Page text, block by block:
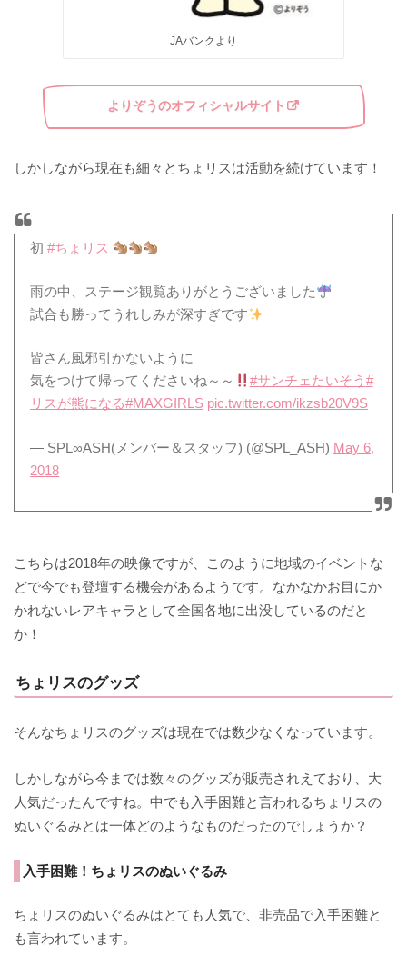
JAバンクより
よりぞうのオフィシャルサイト
しかしながら現在も細々とちょリスは活動を続けています！
初#ちょリス
雨の中、ステージ観覧ありがとうございました
試合も勝ってうれしみが深すぎです
皆さん風邪引かないように
気をつけて帰ってくださいね～～
#サンチェたいそう #
リスが熊になる#MAXGIRLS pic.twitter.com/ikzsb20V9S
— SPL∞ASH(メンバー＆スタッフ) (@SPL_ASH) May 6,
2018
こちらは2018年の映像ですが、このように地域のイベントな
どで今でも登壇する機会があるようです。なかなかお目にか
かれないレアキャラとして全国各地に出没しているのだと
か！
ちょリスのグッズ
そんなちょリスのグッズは現在では数少なくなっています。
しかしながら今までは数々のグッズが販売されえており、大
人気だったんですね。中でも入手困難と言われるちょリスの
ぬいぐるみとは一体どのようなものだったのでしょうか？
入手困難！ちょリスのぬいぐるみ
ちょリスのぬいぐるみはとても人気で、非売品で入手困難と
も言われています。